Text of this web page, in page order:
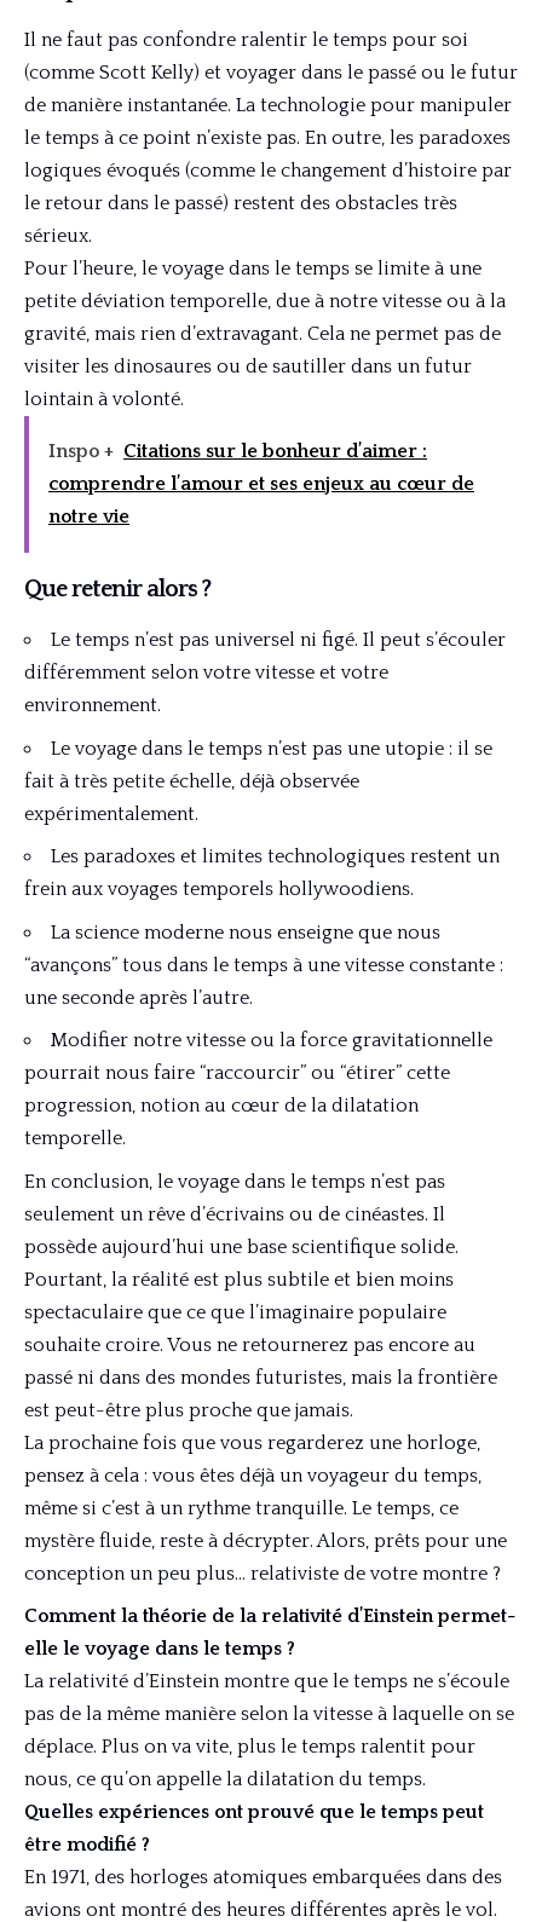
Il ne faut pas confondre ralentir le temps pour soi
(comme Scott Kelly) et voyager dans le passé ou le futur
de manière instantanée. La technologie pour manipuler
le temps à ce point n’existe pas. En outre, les paradoxes
logiques évoqués (comme le changement d’histoire par
le retour dans le passé) restent des obstacles très
sérieux.
Pour l’heure, le voyage dans le temps se limite à une
petite déviation temporelle, due à notre vitesse ou à la
gravité, mais rien d’extravagant. Cela ne permet pas de
visiter les dinosaures ou de sautiller dans un futur
lointain à volonté.
Inspo + Citations sur le bonheur d’aimer :
comprendre l’amour et ses enjeux au cœur de
notre vie
Que retenir alors ?
Le temps n’est pas universel ni figé. Il peut s’écouler
différemment selon votre vitesse et votre
environnement.
Le voyage dans le temps n’est pas une utopie : il se
fait à très petite échelle, déjà observée
expérimentalement.
Les paradoxes et limites technologiques restent un
frein aux voyages temporels hollywoodiens.
La science moderne nous enseigne que nous
“avançons” tous dans le temps à une vitesse constante :
une seconde après l’autre.
Modifier notre vitesse ou la force gravitationnelle
pourrait nous faire “raccourcir” ou “étirer” cette
progression, notion au cœur de la dilatation
temporelle.
En conclusion, le voyage dans le temps n’est pas
seulement un rêve d’écrivains ou de cinéastes. Il
possède aujourd’hui une base scientifique solide.
Pourtant, la réalité est plus subtile et bien moins
spectaculaire que ce que l’imaginaire populaire
souhaite croire. Vous ne retournerez pas encore au
passé ni dans des mondes futuristes, mais la frontière
est peut-être plus proche que jamais.
La prochaine fois que vous regarderez une horloge,
pensez à cela : vous êtes déjà un voyageur du temps,
même si c’est à un rythme tranquille. Le temps, ce
mystère fluide, reste à décrypter. Alors, prêts pour une
conception un peu plus… relativiste de votre montre ?
Comment la théorie de la relativité d’Einstein permet-
elle le voyage dans le temps ?
La relativité d’Einstein montre que le temps ne s’écoule
pas de la même manière selon la vitesse à laquelle on se
déplace. Plus on va vite, plus le temps ralentit pour
nous, ce qu’on appelle la dilatation du temps.
Quelles expériences ont prouvé que le temps peut
être modifié ?
En 1971, des horloges atomiques embarquées dans des
avions ont montré des heures différentes après le vol.